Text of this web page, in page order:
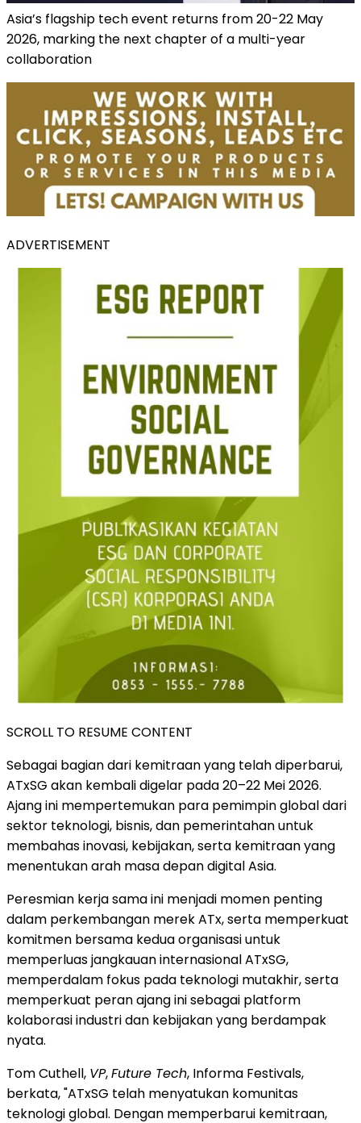
Asia’s flagship tech event returns from 20-22 May
2026, marking the next chapter of a multi-year
collaboration
ADVERTISEMENT
SCROLL TO RESUME CONTENT
Sebagai bagian dari kemitraan yang telah diperbarui,
ATxSG akan kembali digelar pada 20–22 Mei 2026.
Ajang ini mempertemukan para pemimpin global dari
sektor teknologi, bisnis, dan pemerintahan untuk
membahas inovasi, kebijakan, serta kemitraan yang
menentukan arah masa depan digital Asia.
Peresmian kerja sama ini menjadi momen penting
dalam perkembangan merek ATx, serta memperkuat
komitmen bersama kedua organisasi untuk
memperluas jangkauan internasional ATxSG,
memperdalam fokus pada teknologi mutakhir, serta
memperkuat peran ajang ini sebagai platform
kolaborasi industri dan kebijakan yang berdampak
nyata.
Tom Cuthell, VP,Future Tech, Informa Festivals,
berkata, "ATxSG telah menyatukan komunitas
teknologi global. Dengan memperbarui kemitraan,